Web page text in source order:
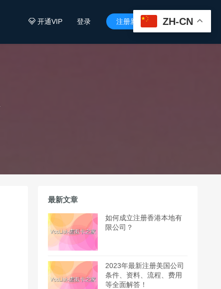
开通VIP 登录 注册新用户 
最新文章
如何成立注册香港本地有
限公司？
2023年最新注册美国公司
条件、资料、流程、费用
等全面解答！
ZH-CN